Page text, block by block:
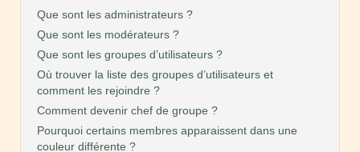
Que sont les administrateurs ?
Que sont les modérateurs ?
Que sont les groupes d’utilisateurs ?
Où trouver la liste des groupes d’utilisateurs et
comment les rejoindre ?
Comment devenir chef de groupe ?
Pourquoi certains membres apparaissent dans une
couleur différente ?